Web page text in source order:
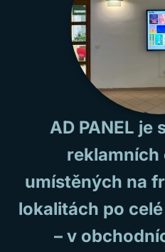
AD PANEL
reklamních
umístěných na
lokalitách po
– v